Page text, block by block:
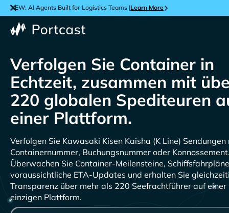
NEW: AI Agents Built for Logistics Teams |Learn More
Verfolgen Sie Container in
Echtzeit, zusammen mit
220 globalen Spediteuren
einer Plattform.
Verfolgen Sie
Sendungen
Containernummer, Buchungsnummer oder
Überwachen Sie Container-Meilensteine,
voraussichtliche ETA-Updates und erhalten Sie
Transparenz über mehr als 220 Seefrachtführer auf einer
einzigen Plattform.